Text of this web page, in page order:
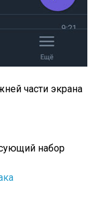
части экрана
набор